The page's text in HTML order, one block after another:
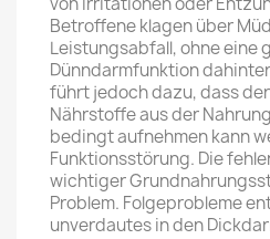
Betroffene klagen über
Leistungsabfall, ohne eine
Dünndarmfunktion
führt jedoch dazu, dass
Nährstoffe aus der
bedingt aufnehmen kann
Funktionsstörung. Die
wichtiger
Problem. Folgeprobleme
unverdautes in den